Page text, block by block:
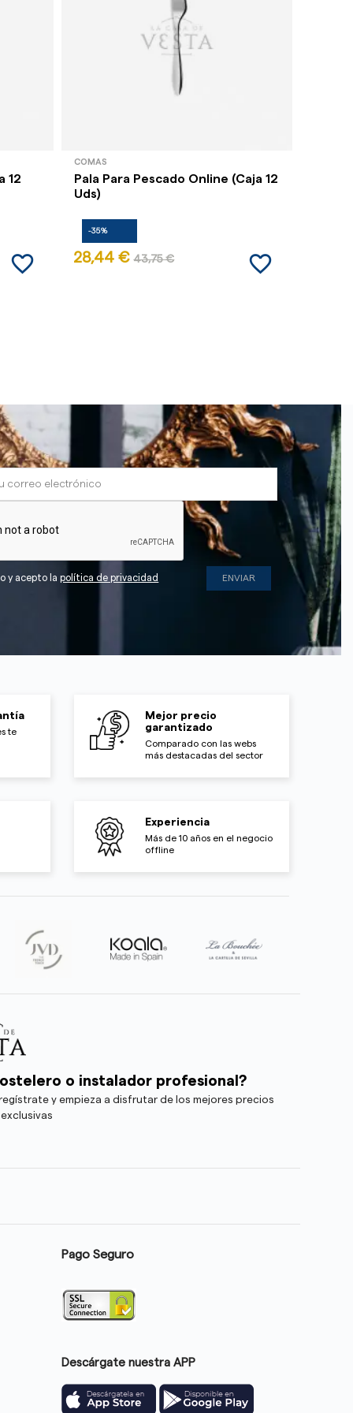
12
favorite_border
COMAS
Pala Para Pescado Online (Caja 12
Uds)
-35%
28,44 € 43,75 € favorite_border
y acepto lapolítica de privacidad
te
Mejor precio
garantizado
Comparado con las webs
más destacadas del sector
Experiencia
Más de 10 años en el negocio
offline
o instalador profesional?
y empieza a disfrutar de los mejores precios
Pago Seguro
Descárgate nuestra APP